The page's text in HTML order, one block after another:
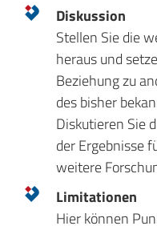
Diskussion
Stellen Sie die
heraus und
Beziehung zu
des bisher
Diskutieren Sie
der Ergebnisse
weitere
Limitationen
Hier können